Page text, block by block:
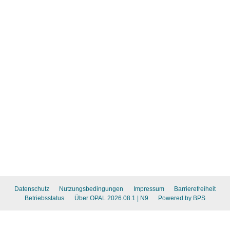
Datenschutz Nutzungsbedingungen Impressum
Barrierefreiheit
Betriebsstatus
Über OPAL 2026.08.1 | N9 Powered by BPS